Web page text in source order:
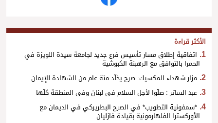
الأكثر قراءة
اتفاقية إطلاق مسار تأسيس فرع جديد لجامعة سيدة اللويزة في
الحمرا بالتوافق مع الرهبنة الكبوشية
مزار شهداء المكسيك: صرح يخلّد مئة عام من الشهادة للإيمان
عبد الساتر : صلّوا لأجل السلام في لبنان وفي المنطقة كلّها
*سمفونية التطويب* في الصرح البطريركي في الديمان مع
الأوركسترا الفلهارمونية بقيادة فازليان